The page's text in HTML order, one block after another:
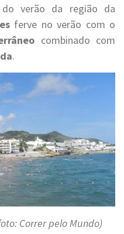
do verão da região da
ferve no verão com o
combinado com
.
Correr pelo Mundo)